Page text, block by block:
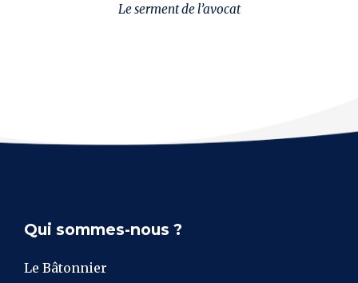
Le serment de l’avocat
Qui sommes-nous ?
Le Bâtonnier